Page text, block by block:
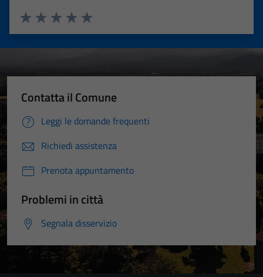
Valuta 5 stelle su 5
Valuta 4 stelle su 5
Valuta 3 stelle su 5
Valuta 2 stelle su 5
Valuta 1 stelle su 5
Contatta il Comune
Leggi le domande frequenti
Richiedi assistenza
Prenota appuntamento
Problemi in città
Segnala disservizio